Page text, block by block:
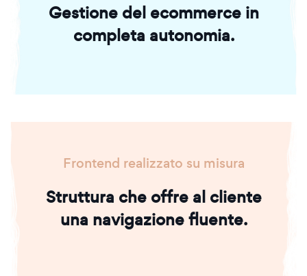
Gestione del ecommerce in
completa autonomia.
Frontend realizzato su misura
Struttura che offre al cliente
una navigazione fluente.